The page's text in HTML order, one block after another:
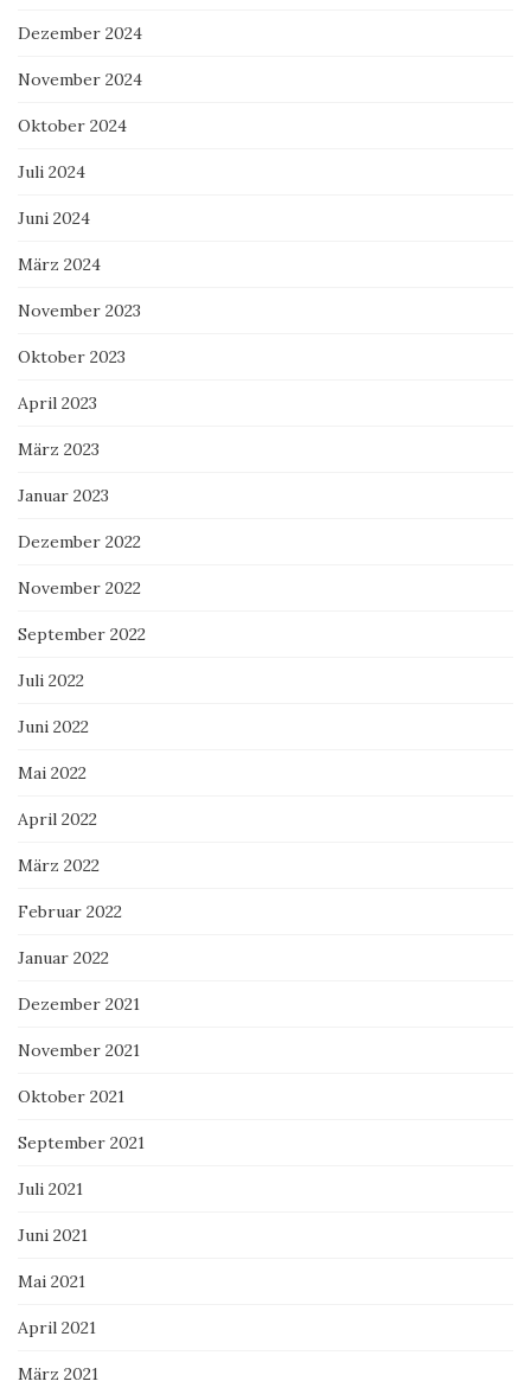
Dezember 2024
November 2024
Oktober 2024
Juli 2024
Juni 2024
März 2024
November 2023
Oktober 2023
April 2023
März 2023
Januar 2023
Dezember 2022
November 2022
September 2022
Juli 2022
Juni 2022
Mai 2022
April 2022
März 2022
Februar 2022
Januar 2022
Dezember 2021
November 2021
Oktober 2021
September 2021
Juli 2021
Juni 2021
Mai 2021
April 2021
März 2021